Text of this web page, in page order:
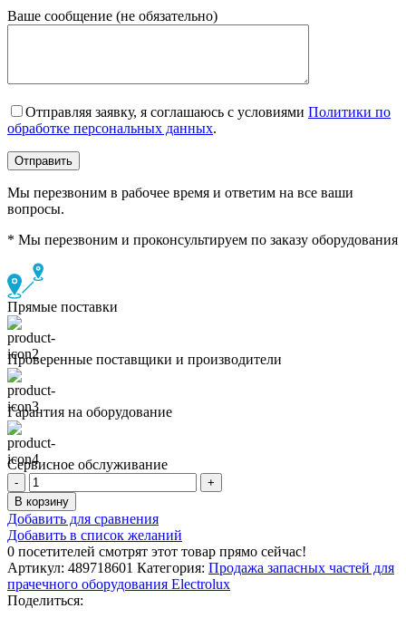
Ваше сообщение (не обязательно)
Отправляя заявку, я соглашаюсь с условиями Политики по
обработке персональных данных.
Мы перезвоним в рабочее время и ответим на все ваши
вопросы.
* Мы перезвоним и проконсультируем по заказу оборудования
Прямые поставки
Проверенные поставщики и производители
Гарантия на оборудование
Сервисное обслуживание
Количество
товара
МОТОР
В корзину
Добавить для сравнения
Добавить в список желаний
0 посетителей смотрят этот товар прямо сейчас!
Артикул: 489718601 Категория: Продажа запасных частей для
прачечного оборудования Electrolux
Поделиться: